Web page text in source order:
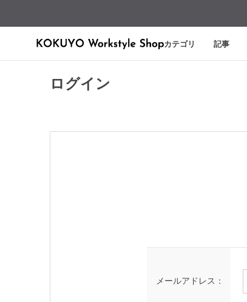
カテゴリ 記事
ログイン
メールアドレス：